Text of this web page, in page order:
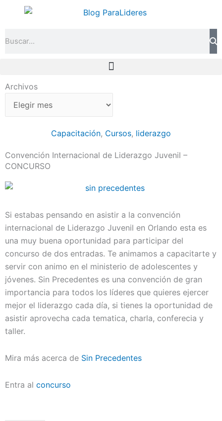
Archivos
Archivos
Capacitación, Cursos, liderazgo
Convención Internacional de Liderazgo Juvenil –
CONCURSO
Si estabas pensando en asistir a la convención
internacional de Liderazgo Juvenil en Orlando esta es
una muy buena oportunidad para participar del
concurso de dos entradas. Te animamos a capacitarte y
servir con animo en el ministerio de adolescentes y
jóvenes. Sin Precedentes es una convención de gran
importancia para todos los líderes que quieres ejercer
mejor el liderazgo cada día, si tienes la oportunidad de
asistir aprovecha cada tematica, charla, conferecia y
taller.
Mira más acerca de Sin Precedentes
Entra al concurso